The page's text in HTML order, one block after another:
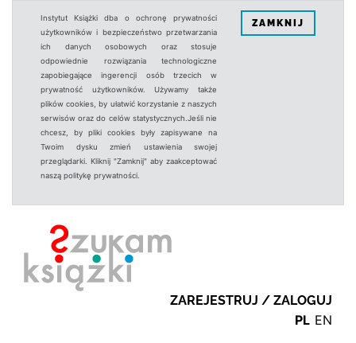
Instytut Książki dba o ochronę prywatności
użytkowników i bezpieczeństwo przetwarzania
ich danych osobowych oraz stosuje
odpowiednie rozwiązania technologiczne
zapobiegające ingerencji osób trzecich w
prywatność użytkowników. Używamy także
plików cookies, by ułatwić korzystanie z naszych
serwisów oraz do celów statystycznych.Jeśli nie
chcesz, by pliki cookies były zapisywane na
Twoim dysku zmień ustawienia swojej
przeglądarki. Kliknij "Zamknij" aby zaakceptować
naszą politykę prywatności.
ZAMKNIJ
ZAREJESTRUJ / ZALOGUJ
PL EN